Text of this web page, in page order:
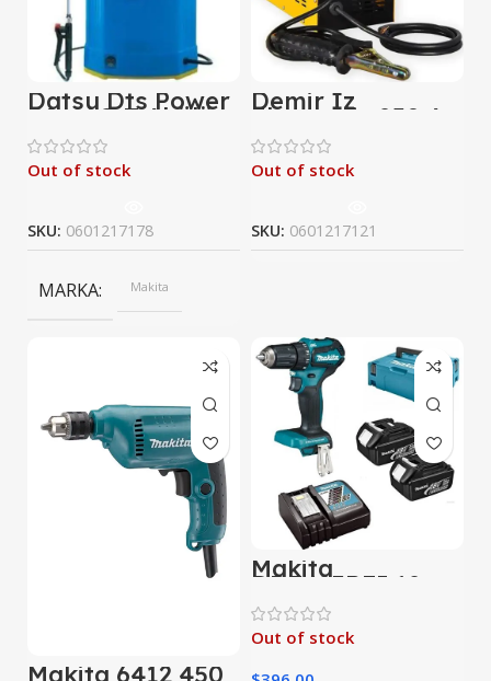
Datsu Dts Power
Cf -16C-T Akülü
Out of stock
SKU: 0601217178
MARKA Makita
Demir İz
Electronic 250 A
Bakır Sargılı
Çanta Kaynak
Makinesi
Out of stock
SKU: 0601217121
Makita 6412 450
Makita
DDF483RFJ 18
Volt -3,0 Ah
Lityum Akülü
Matkap
Vidalama (Çift
Akülü)
Out of stock